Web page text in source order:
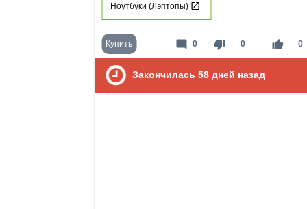
Ноутбуки (Лэптопы)
Купить thumb_down 0 thumb_up 0
mode_comment 0
Закончилась 58 дней назад